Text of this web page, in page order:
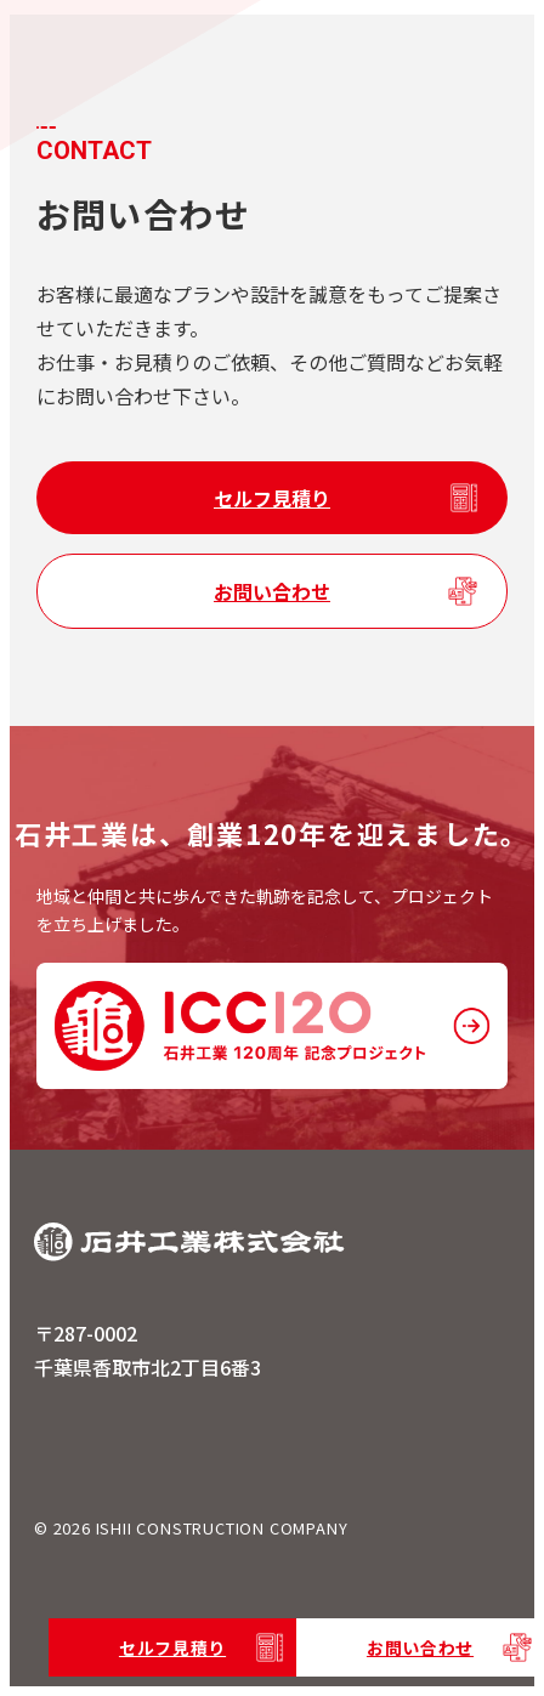
CONTACT
お問い合わせ
お客様に最適なプランや設計を誠意をもってご提案さ
せていただきます。
お仕事・お見積りのご依頼、その他ご質問などお気軽
にお問い合わせ下さい。
セルフ見積り
お問い合わせ
石井工業は、創業120年を迎えました。
地域と仲間と共に歩んできた軌跡を記念して、プロジェクト
を立ち上げました。
〒287-0002
千葉県香取市北2丁目6番3
© 2026 ISHII CONSTRUCTION COMPANY
セルフ見積り お問い合わせ